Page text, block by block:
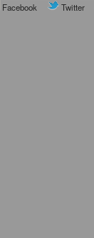
Facebook Twitter